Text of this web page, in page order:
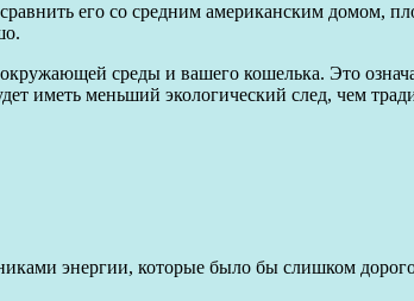
его со средним американским домом,
среды и вашего кошелька. Это
иметь меньший экологический след, чем
энергии, которые было бы слишком дорого